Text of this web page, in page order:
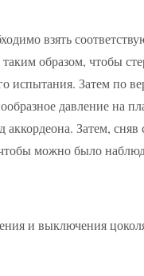
взять
образом, чтобы
испытания. Затем по
давление на
Затем,
можно было
и выключения